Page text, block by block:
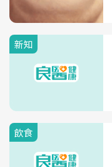
新知
飲食